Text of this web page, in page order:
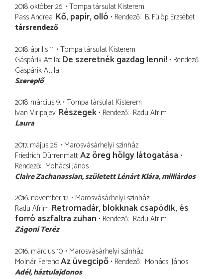
2018. október 26. Tompa társulat Kisterem
Pass Andrea Kő, papír, olló Rendező B. Fülöp Erzsébet
társrendező
2018. április 11. Tompa társulat Kisterem
Gáspárik Attila De szeretnék gazdag lenni! Rendező
Gáspárik Attila
Szereplő
2018. március 9. Tompa társulat Kisterem
Ivan Viripajev Részegek Rendező Radu Afrim
Laura
2017. május 26. Marosvásárhelyi szinház
Friedrich Dürrenmatt Az öreg hölgy látogatása
Rendező Mohácsi János
Claire Zachanassian, született Lénárt Klára milliárdos
2016. november 12. Marosvásárhelyi szinház
Radu Afrim Retromadár, blokknak csapódik, és
forró aszfaltra zuhan Rendező Radu Afrim
Zágoni Teréz
2016. március 10. Marosvásárhelyi szinház
Molnár Ferenc Az üvegcipő Rendező Mohácsi János
Adél háztulajdonos